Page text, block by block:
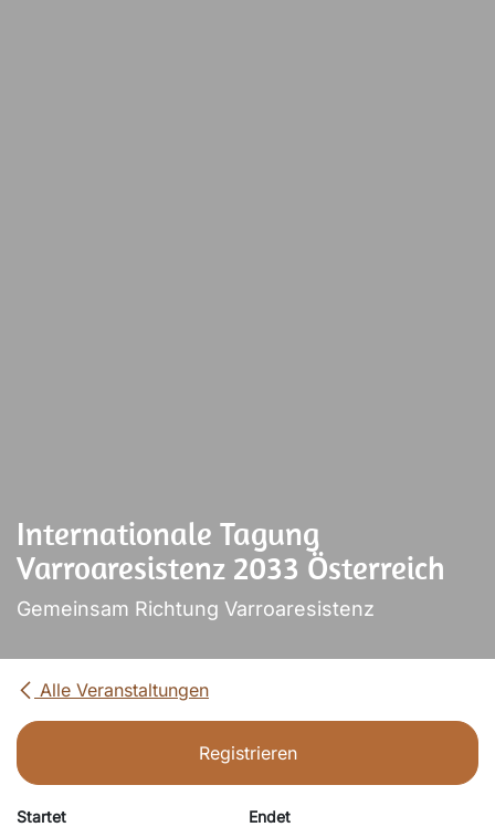
Internationale Tagung
Varroaresistenz 2033 Österreich
Gemeinsam Richtung Varroaresistenz
Alle Veranstaltungen
Registrieren
Startet Endet